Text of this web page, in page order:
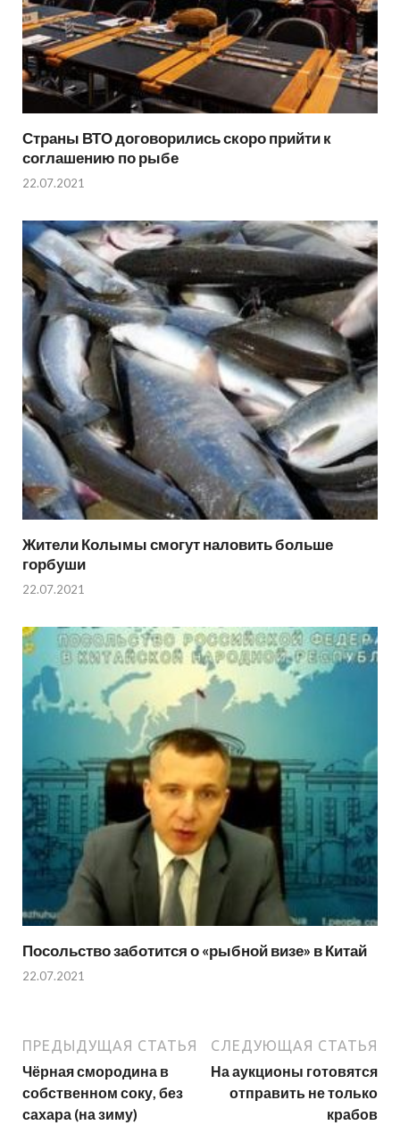
Страны ВТО договорились скоро прийти к
соглашению по рыбе
22.07.2021
Жители Колымы смогут наловить больше
горбуши
22.07.2021
Посольство заботится о «рыбной визе» в Китай
22.07.2021
ПРЕДЫДУЩАЯ СТАТЬЯ
Чёрная смородина в
собственном соку, без
сахара (на зиму)
СЛЕДУЮЩАЯ СТАТЬЯ
На аукционы готовятся
отправить не только
крабов